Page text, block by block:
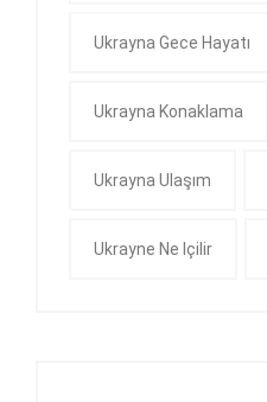
Ukrayna Gece Hayatı
Ukrayna Konaklama
Ukrayna Ulaşım
Ukrayne Ne Içilir